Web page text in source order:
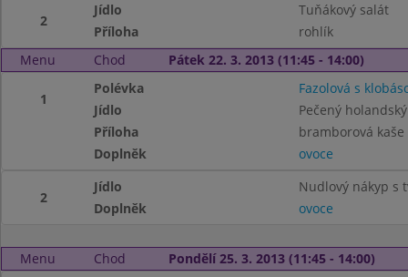
2
Jídlo
Tuňákový salát
Příloha
rohlík
Menu
Chod Pátek 22. 3. 2013 (11:45 - 14:00)
1
Polévka
Fazolová s
Jídlo
Pečený
Příloha
bramborová kaše
Doplněk
ovoce
2
Jídlo
Nudlový nákyp s
Doplněk
ovoce
Menu Chod Pondělí 25. 3. 2013 (11:45 - 14:00)